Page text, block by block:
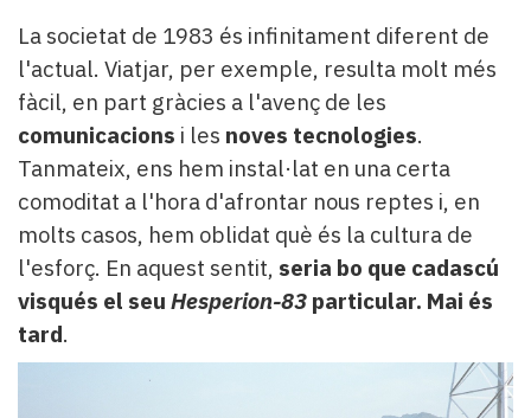
La societat de 1983 és infinitament diferent de
l'actual. Viatjar, per exemple, resulta molt més
fàcil, en part gràcies a l'avenç de les
comunicacions i les noves tecnologies.
Tanmateix, ens hem instal·lat en una certa
comoditat a l'hora d'afrontar nous reptes i, en
molts casos, hem oblidat què és la cultura de
l'esforç. En aquest sentit, seria bo que cadascú
visqués el seu Hesperion-83 particular. Mai és
tard.